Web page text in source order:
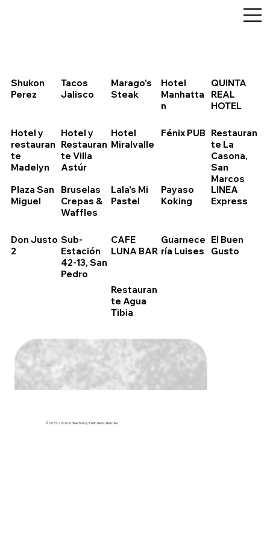
Shukon
Perez
Tacos
Jalisco
Marago's
Steak
Hotel
Manhatta
n
QUINTA
REAL
HOTEL
Hotel y
restauran
te
Madelyn
Hotel y
Restauran
te Villa
Astúr
Hotel
Miralvalle
Fénix PUB Restauran
te La
Casona,
San
Marcos
Plaza San
Miguel
Bruselas
Crepas &
Waffles
Lala's Mi
Pastel
Payaso
Koking
LINEA
Express
Don Justo
2
Sub-
Estación
42-13, San
Pedro
CAFE
LUNA BAR
Guarnece
ría Luises
El Buen
Gusto
Restauran
te Agua
Tibia
© 2025-2026 Un Directorio y Radio de Guatemala